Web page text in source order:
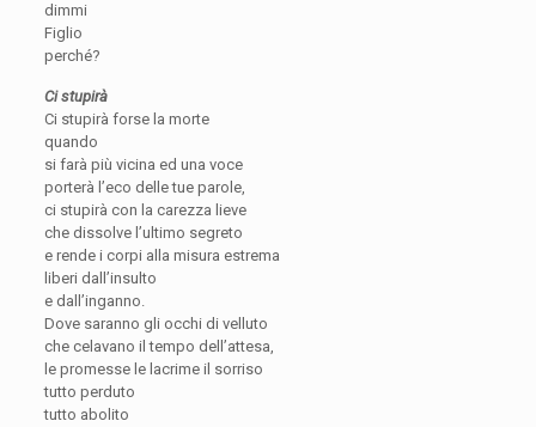
dimmi
Figlio
perché?
Ci stupirà
Ci stupirà forse la morte
quando
si farà più vicina ed una voce
porterà l’eco delle tue parole,
ci stupirà con la carezza lieve
che dissolve l’ultimo segreto
e rende i corpi alla misura estrema
liberi dall’insulto
e dall’inganno.
Dove saranno gli occhi di velluto
che celavano il tempo dell’attesa,
le promesse le lacrime il sorriso
tutto perduto
tutto abolito